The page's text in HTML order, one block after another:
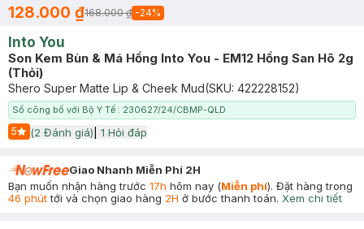
128.000 ₫168.000 ₫ -24%
Into You
Son Kem Bùn & Má Hồng Into You - EM12 Hồng San Hô 2g
(Thỏi)
Shero Super Matte Lip & Cheek Mud(SKU: 422228152)
Số công bố với Bộ Y Tế : 230627/24/CBMP-QLD
5
Start Icon
(2 Đánh giá) 1 Hỏi đáp
Giao Nhanh Miễn Phí 2H
Bạn muốn nhận hàng trước 17h hôm nay (Miễn phí). Đặt hàng trong
46 phúttới và chọn giao hàng 2H ở bước thanh toán. Xem chi tiết